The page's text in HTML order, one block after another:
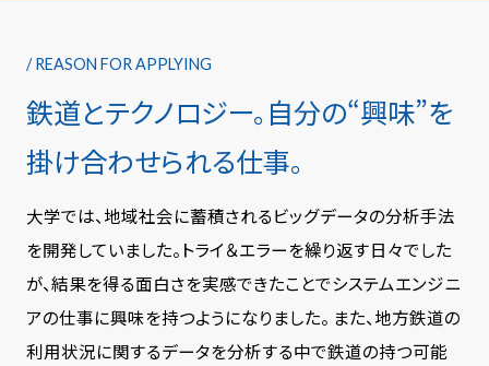
/ REASON FOR APPLYING
鉄道とテクノロジー。自分の“興味”を
掛け合わせられる仕事。
大学では、地域社会に蓄積されるビッグデータの分析手法
を開発していました。トライ＆エラーを繰り返す日々でした
が、結果を得る面白さを実感できたことでシステムエンジニ
アの仕事に興味を持つようになりました。 また、地方鉄道の
利用状況に関するデータを分析する中で鉄道の持つ可能